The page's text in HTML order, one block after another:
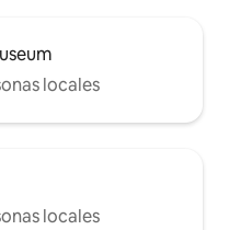
locales
locales